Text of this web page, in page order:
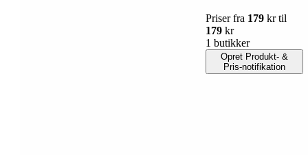
Priser fra 179 kr til
179 kr
1 butikker
Opret Produkt- &
Pris-notifikation